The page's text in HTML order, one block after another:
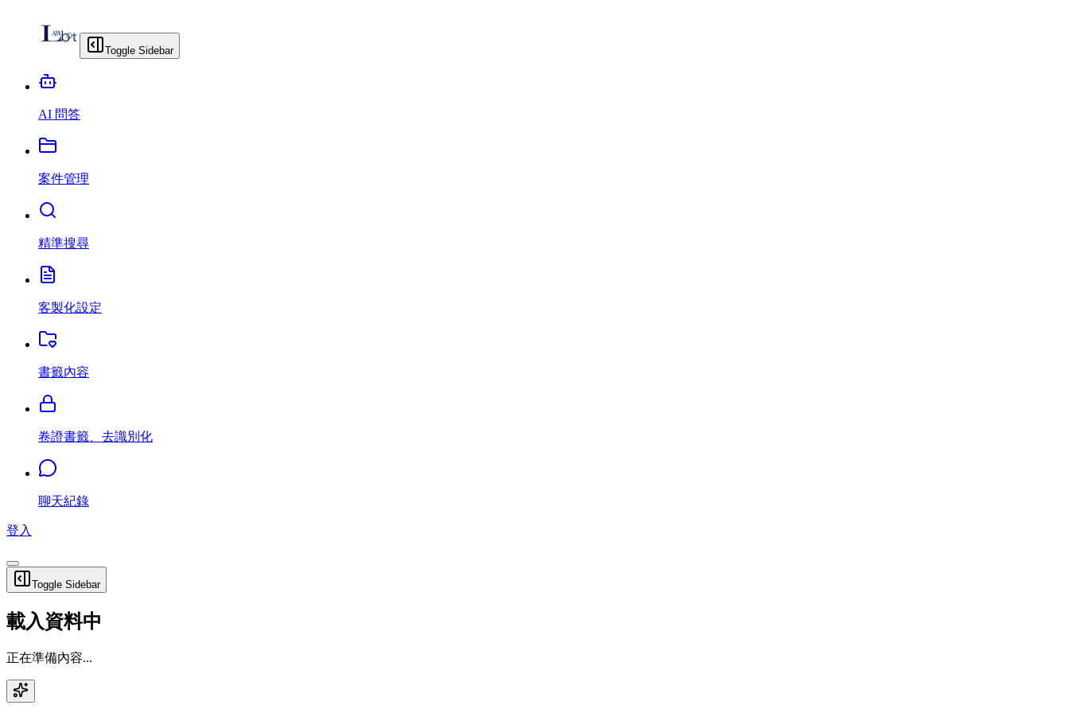
Toggle Sidebar
AI 問答
案件管理
精準搜尋
客製化設定
書籤內容
卷證書籤、去識別化
聊天紀錄
登入
Toggle Sidebar
載入資料中
正在準備內容...